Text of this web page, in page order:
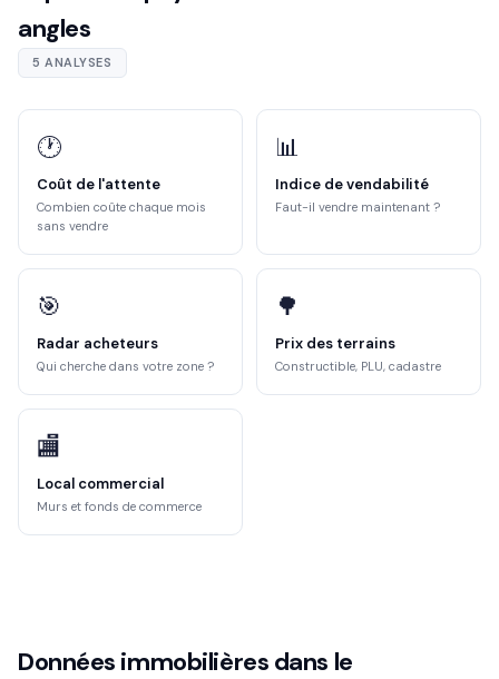
angles
5 ANALYSES
🕐
Coût de l'attente
Combien coûte chaque mois
sans vendre
📊
Indice de vendabilité
Faut-il vendre maintenant ?
🎯
Radar acheteurs
Qui cherche dans votre zone ?
🌳
Prix des terrains
Constructible, PLU, cadastre
🏬
Local commercial
Murs et fonds de commerce
Données immobilières dans le